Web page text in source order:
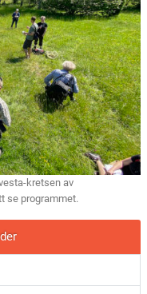
kretsen av
se programmet.